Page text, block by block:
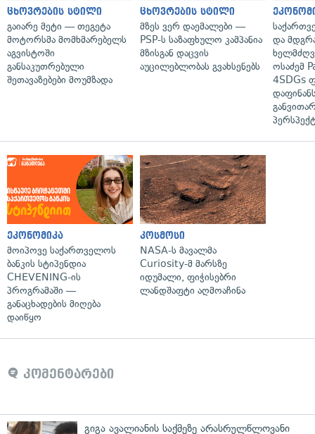
ცხოვრების სტილი
გაიარე მეტი — თეგეტა
მოტორსმა მომხმარებელს
აგვისტოში
განსაკუთრებული
შეთავაზებები მოუმზადა
ცხოვრების სტილი
მზეს ვერ დაემალები —
PSP-ს საზაფხულო კამპანია
მზისგან დაცვის
აუცილებლობას გვახსენებს
და
ოსაძემ
4SDGs
ეკონომიკა
მოიპოვე საქართველოს
ბანკის სტიპენდია
CHEVENING-ის
პროგრამაში —
განაცხადების მიღება
დაიწყო
კოსმოსი
NASA-ს მავალმა
Curiosity-მ მარსზე
იდუმალი, ფიჭისებრი
ლანდშაფტი აღმოაჩინა
კომენტარები
გიგა ავალიანის საქმეზე არასრულწლოვანი